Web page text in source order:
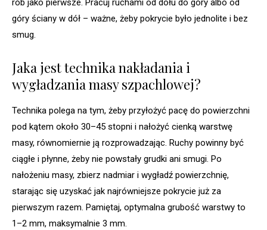
rób jako pierwsze. Pracuj ruchami od dołu do góry albo od
góry ściany w dół – ważne, żeby pokrycie było jednolite i bez
smug.
Jaka jest technika nakładania i
wygładzania masy szpachlowej?
Technika polega na tym, żeby przyłożyć pacę do powierzchni
pod kątem około 30–45 stopni i nałożyć cienką warstwę
masy, równomiernie ją rozprowadzając. Ruchy powinny być
ciągłe i płynne, żeby nie powstały grudki ani smugi. Po
nałożeniu masy, zbierz nadmiar i wygładź powierzchnię,
starając się uzyskać jak najrówniejsze pokrycie już za
pierwszym razem. Pamiętaj, optymalna grubość warstwy to
1–2 mm, maksymalnie 3 mm.